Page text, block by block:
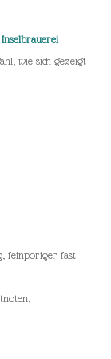
wie sich gezeigt
feinporiger fast